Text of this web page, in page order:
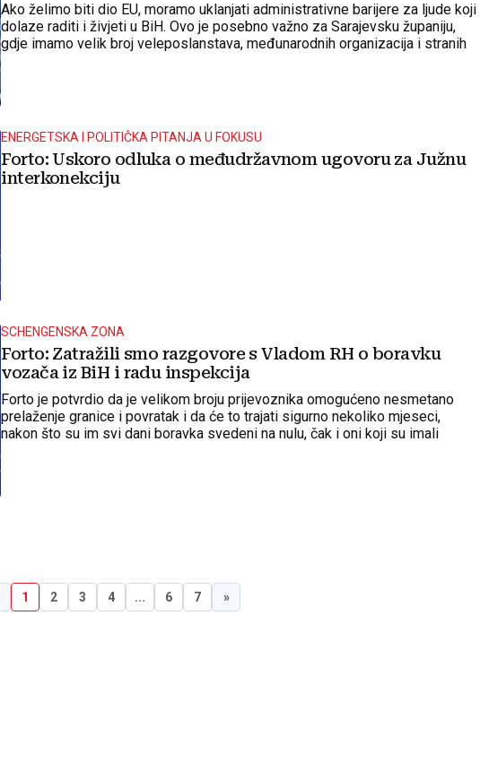
Ako želimo biti dio EU, moramo uklanjati administrativne barijere za ljude koji
dolaze raditi i živjeti u BiH. Ovo je posebno važno za Sarajevsku županiju,
gdje imamo velik broj veleposlanstava, međunarodnih organizacija i stranih
ENERGETSKA I POLITIČKA PITANJA U FOKUSU
Forto: Uskoro odluka o međudržavnom ugovoru za Južnu
interkonekciju
SCHENGENSKA ZONA
Forto: Zatražili smo razgovore s Vladom RH o boravku
vozača iz BiH i radu inspekcija
Forto je potvrdio da je velikom broju prijevoznika omogućeno nesmetano
prelaženje granice i povratak i da će to trajati sigurno nekoliko mjeseci,
nakon što su im svi dani boravka svedeni na nulu, čak i oni koji su imali
1 2 3 4 ... 6 7 »